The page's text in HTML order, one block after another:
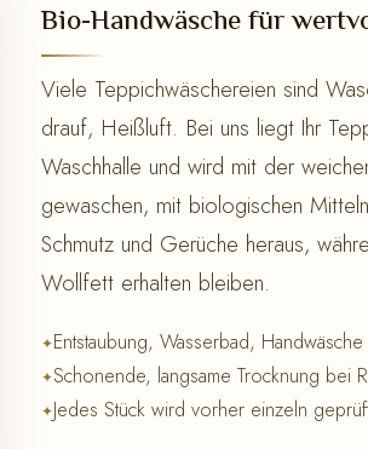
Bio-Handwäsche für
Viele Teppichwäschereien sind
drauf, Heißluft. Bei uns liegt Ihr
Waschhalle und wird mit der
gewaschen, mit biologischen
Schmutz und Gerüche heraus,
Wollfett erhalten bleiben.
Entstaubung, Wasserbad,
Schonende, langsame Trocknung bei
Jedes Stück wird vorher einzeln